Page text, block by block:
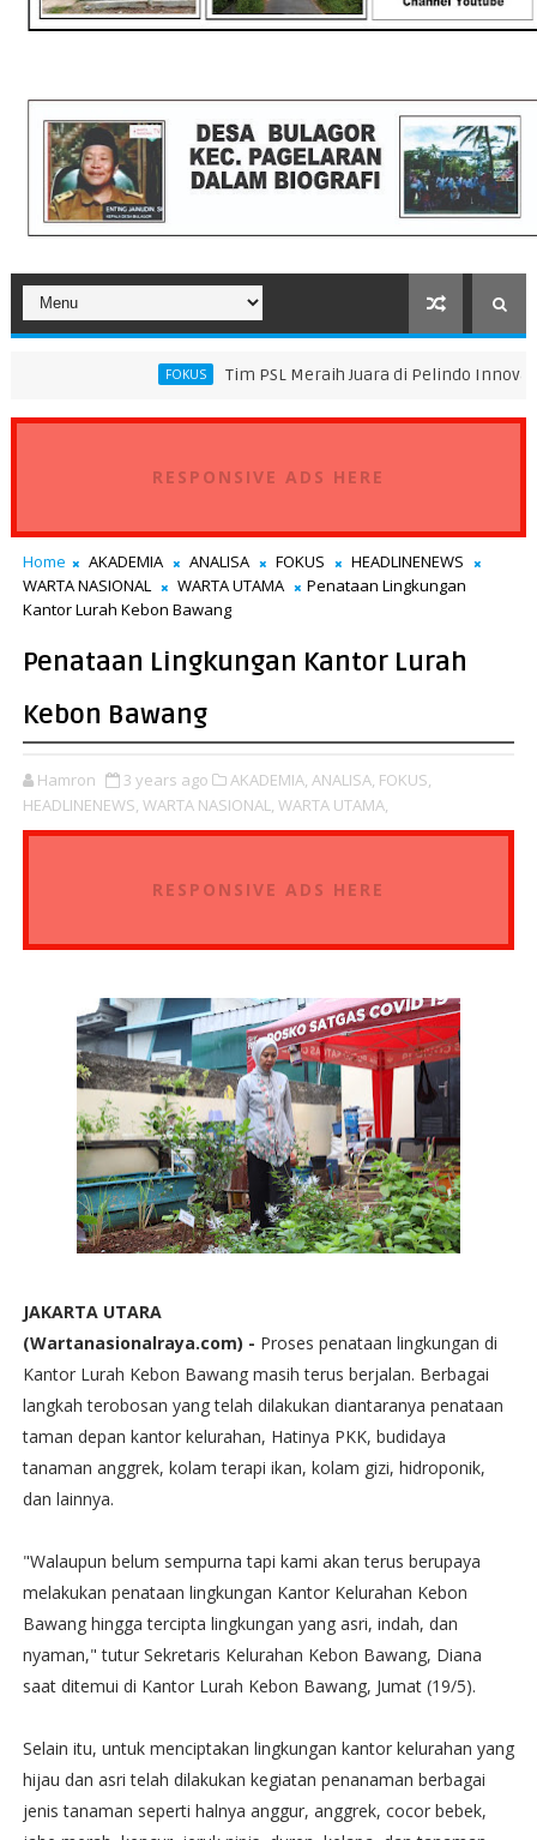
Tim PSL Meraih Juara di Pelindo Innovation Award
RESPONSIVE ADS HERE
Home AKADEMIA ANALISA FOKUS
HEADLINENEWS
WARTA NASIONAL
WARTA UTAMA
Penataan Lingkungan
Kantor Lurah Kebon Bawang
Penataan Lingkungan Kantor Lurah
Kebon Bawang
Hamron 3 years ago AKADEMIA, ANALISA, FOKUS,
HEADLINENEWS, WARTA NASIONAL, WARTA UTAMA,
RESPONSIVE ADS HERE
JAKARTA UTARA
(Wartanasionalraya.com) - Proses penataan lingkungan di
Kantor Lurah Kebon Bawang masih terus berjalan. Berbagai
langkah terobosan yang telah dilakukan diantaranya penataan
taman depan kantor kelurahan, Hatinya PKK, budidaya
tanaman anggrek, kolam terapi ikan, kolam gizi, hidroponik,
dan lainnya.
"Walaupun belum sempurna tapi kami akan terus berupaya
melakukan penataan lingkungan Kantor Kelurahan Kebon
Bawang hingga tercipta lingkungan yang asri, indah, dan
nyaman," tutur Sekretaris Kelurahan Kebon Bawang, Diana
saat ditemui di Kantor Lurah Kebon Bawang, Jumat (19/5).
Selain itu, untuk menciptakan lingkungan kantor kelurahan yang
hijau dan asri telah dilakukan kegiatan penanaman berbagai
jenis tanaman seperti halnya anggur, anggrek, cocor bebek,